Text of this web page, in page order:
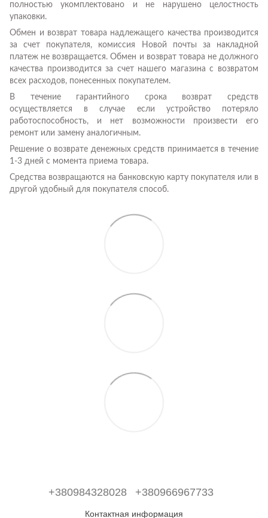
полностью укомплектовано и не нарушено целостность
упаковки.
Обмен и возврат товара надлежащего качества производится
за счет покупателя, комиссия Новой почты за накладной
платеж не возвращается. Обмен и возврат товара не должного
качества производится за счет нашего магазина с возвратом
всех расходов, понесенных покупателем.
В течение гарантийного срока возврат средств
осуществляется в случае если устройство потеряло
работоспособность, и нет возможности произвести его
ремонт или замену аналогичным.
Решение о возврате денежных средств принимается в течение
1-3 дней с момента приема товара.
Средства возвращаются на банковскую карту покупателя или в
другой удобный для покупателя способ.
+380984328028 +380966967733
Контактная информация